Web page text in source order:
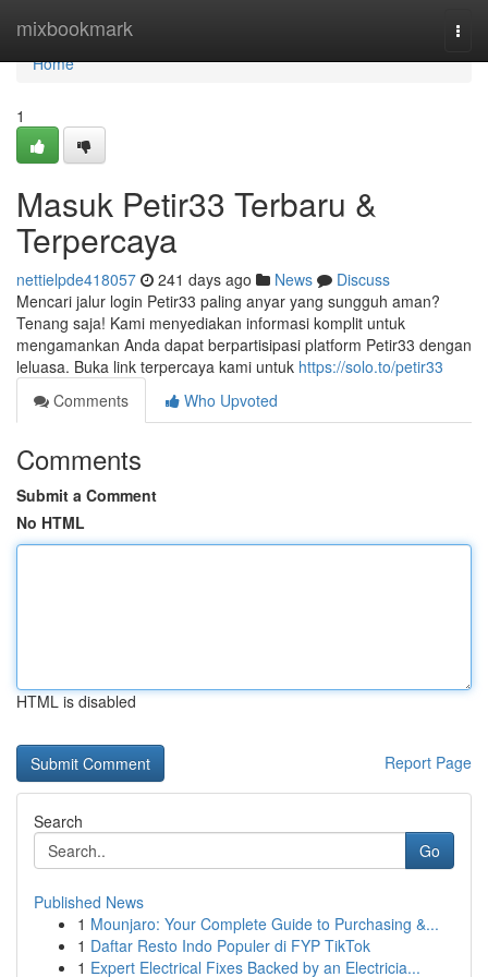
mixbookmark
Home
Home
1
Masuk Petir33 Terbaru &
Terpercaya
nettielpde418057 241 days ago News
Discuss
Mencari jalur login Petir33 paling anyar yang sungguh aman?
Tenang saja! Kami menyediakan informasi komplit untuk
mengamankan Anda dapat berpartisipasi platform Petir33 dengan
leluasa. Buka link terpercaya kami untuk https://solo.to/petir33
Comments
Who Upvoted
Comments
Submit a Comment
No HTML
HTML is disabled
Report Page
Search
Go
Published News
1 Mounjaro: Your Complete Guide to Purchasing &...
1 Daftar Resto Indo Populer di FYP TikTok
1 Expert Electrical Fixes Backed by an Electricia...